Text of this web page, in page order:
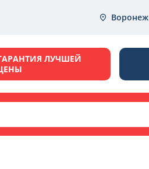
Воронеж
ЛУЧШЕЙ